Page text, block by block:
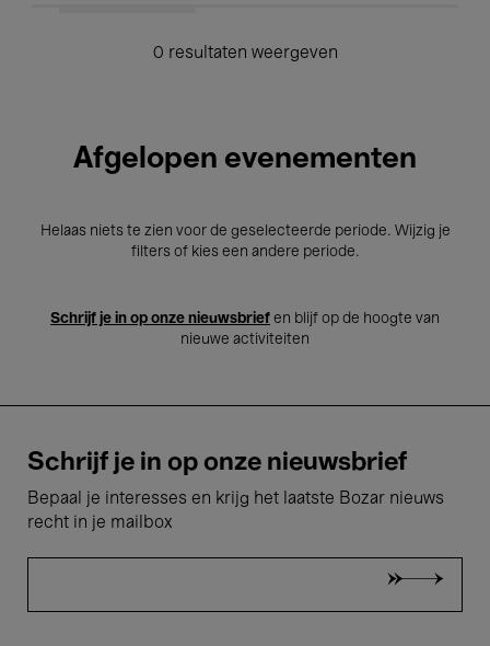
0 resultaten weergeven
Afgelopen evenementen
Helaas niets te zien voor de geselecteerde periode. Wijzig je
filters of kies een andere periode.
Schrijf je in op onze nieuwsbrief en blijf op de hoogte van
nieuwe activiteiten
Schrijf je in op onze nieuwsbrief
Bepaal je interesses en krijg het laatste Bozar nieuws
recht in je mailbox